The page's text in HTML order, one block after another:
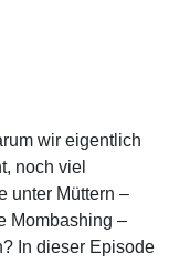
wir eigentlich
noch viel
unter Müttern –
Mombashing –
In dieser Episode